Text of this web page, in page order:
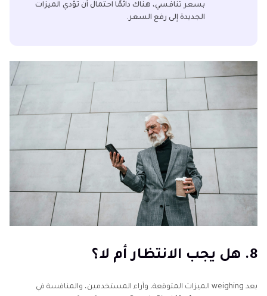
بسعر تنافسي، هناك دائمًا احتمال أن تؤدي الميزات
الجديدة إلى رفع السعر.
8. هل يجب الانتظار أم لا؟
بعد weighing الميزات المتوقعة، وآراء المستخدمين، والمنافسة في